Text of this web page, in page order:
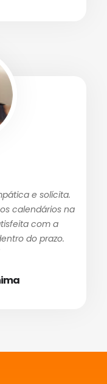
e solícita.
calendários na
com a
do prazo.